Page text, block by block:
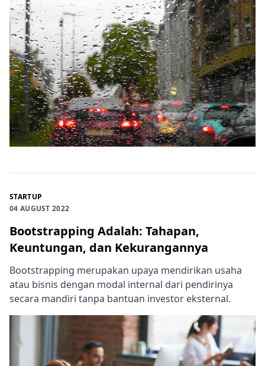
STARTUP
04 AUGUST 2022
Bootstrapping Adalah: Tahapan,
Keuntungan, dan Kekurangannya
Bootstrapping merupakan upaya mendirikan usaha
atau bisnis dengan modal internal dari pendirinya
secara mandiri tanpa bantuan investor eksternal.